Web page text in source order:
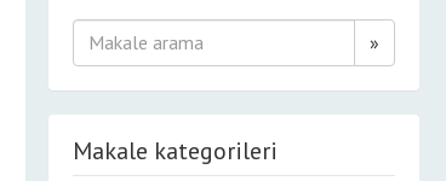
»
Makale kategorileri